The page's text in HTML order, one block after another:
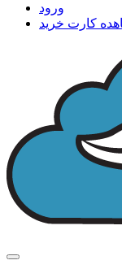
ورود
کارت خرید
تغییر